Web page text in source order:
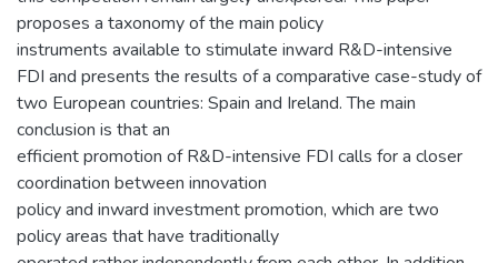
proposes a taxonomy of the main policy
instruments available to stimulate inward R&D-intensive
FDI and presents the results of a comparative case-study of
two European countries: Spain and Ireland. The main
conclusion is that an
efficient promotion of R&D-intensive FDI calls for a closer
coordination between innovation
policy and inward investment promotion, which are two
policy areas that have traditionally